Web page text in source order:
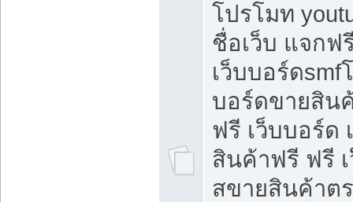
โปรโมท
ชื่อเว็บ แจกฟ
เว็บบอร์ดsmf
บอร์ดขายสิน
ฟรี เว็บบอร์ด
สินค้าฟรี ฟรี
สขายสินค้าต